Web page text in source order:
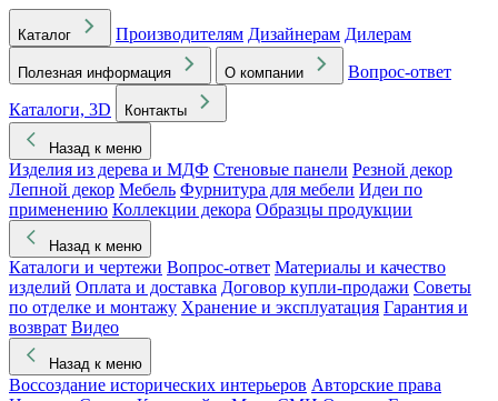
Каталог Производителям Дизайнерам Дилерам
Полезная информация О компании
Вопрос-ответ
Каталоги, 3D
Контакты
Назад к меню
Изделия из дерева и МДФ Стеновые панели Резной декор
Лепной декор Мебель Фурнитура для мебели Идеи по
применению Коллекции декора Образцы продукции
Назад к меню
Каталоги и чертежи Вопрос-ответ Материалы и качество
изделий Оплата и доставка Договор купли-продажи Советы
по отделке и монтажу Хранение и эксплуатация Гарантия и
возврат Видео
Назад к меню
Воссоздание исторических интерьеров Авторские права